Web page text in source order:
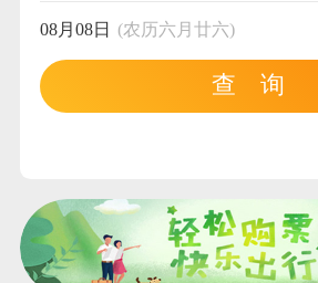
08月08日 (农历六月廿六)
查 询